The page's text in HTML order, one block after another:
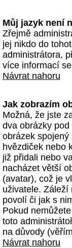
Můj jazyk není
Zřejmě
jej nikdo do
administrátora,
více informací
Návrat nahoru
Jak zobrazím
Možná, že jste
dva obrázky
obrázek
hvězdiček nebo
již přidali nebo
nacházet větší
(avatar), což je
uživatele. Záleží
povolí či jak s
Pokud
toto
na důvody
Návrat nahoru